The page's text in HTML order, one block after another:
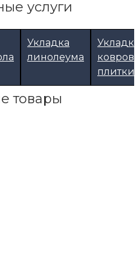
услуги
Укладка
линолеума
Укладка
плитки
товары